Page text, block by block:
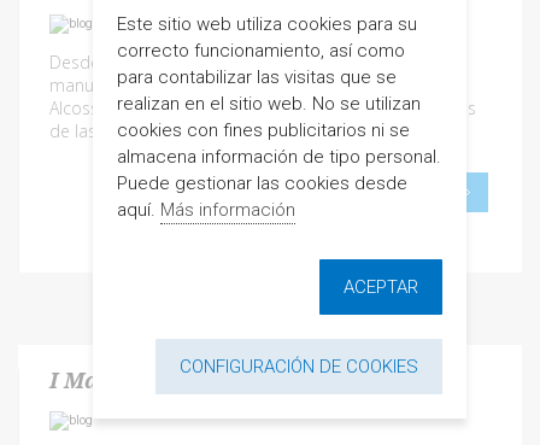
Desde clases de danza hasta yoga, pasando por
manualidades y peluquería. Las familias que visiten
Alcossebre podrán disfrutas de más de 30 actividades
de las más diversas
SEGUIR LEYENDO
I Masetrclass cliclo Indoor
Este sitio web utiliza cookies para su
correcto funcionamiento, así como
para contabilizar las visitas que se
realizan en el sitio web. No se utilizan
cookies con fines publicitarios ni se
almacena información de tipo personal.
Puede gestionar las cookies desde
aquí. Más información
ACEPTAR
CONFIGURACIÓN DE COOKIES